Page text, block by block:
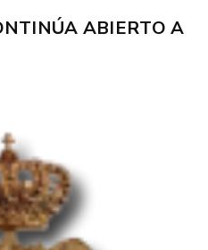
ABIERTO A